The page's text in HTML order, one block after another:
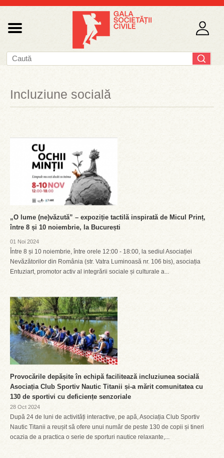
Incluziune socială
„O lume (ne)văzută” – expoziție tactilă inspirată de Micul Prinț,
între 8 și 10 noiembrie, la București
01 Noi 2024
Între 8 și 10 noiembrie, între orele 12:00 - 18:00, la sediul Asociației
Nevăzătorilor din România (str. Vatra Luminoasă nr. 106 bis), asociația
Entuziart, promotor activ al integrării sociale și culturale a...
Provocările depășite în echipă facilitează incluziunea socială
Asociația Club Sportiv Nautic Titanii și-a mărit comunitatea cu
130 de sportivi cu deficiențe senzoriale
28 Oct 2024
După 24 de luni de activități interactive, pe apă, Asociația Club Sportiv
Nautic Titanii a reușit să ofere unui număr de peste 130 de copii și tineri
ocazia de a practica o serie de sporturi nautice relaxante,...